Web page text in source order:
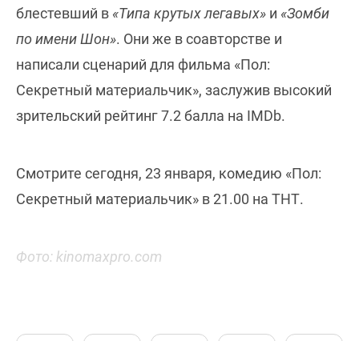
блестевший в «Типа крутых легавых» и «Зомби
по имени Шон». Они же в соавторстве и
написали сценарий для фильма «Пол:
Секретный материальчик», заслужив высокий
зрительский рейтинг 7.2 балла на IMDb.
Смотрите сегодня, 23 января, комедию «Пол:
Секретный материальчик» в 21.00 на ТНТ.
Фото: kinomaxpro.com